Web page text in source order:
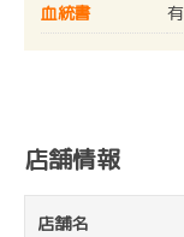
血統書
有
店舗情報
店舗名